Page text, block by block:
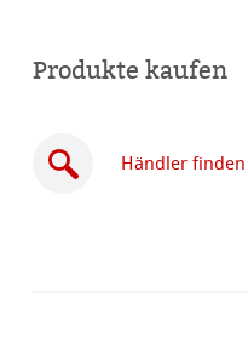
Produkte kaufen
Händler finden